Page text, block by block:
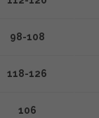
98-108
118-126
106